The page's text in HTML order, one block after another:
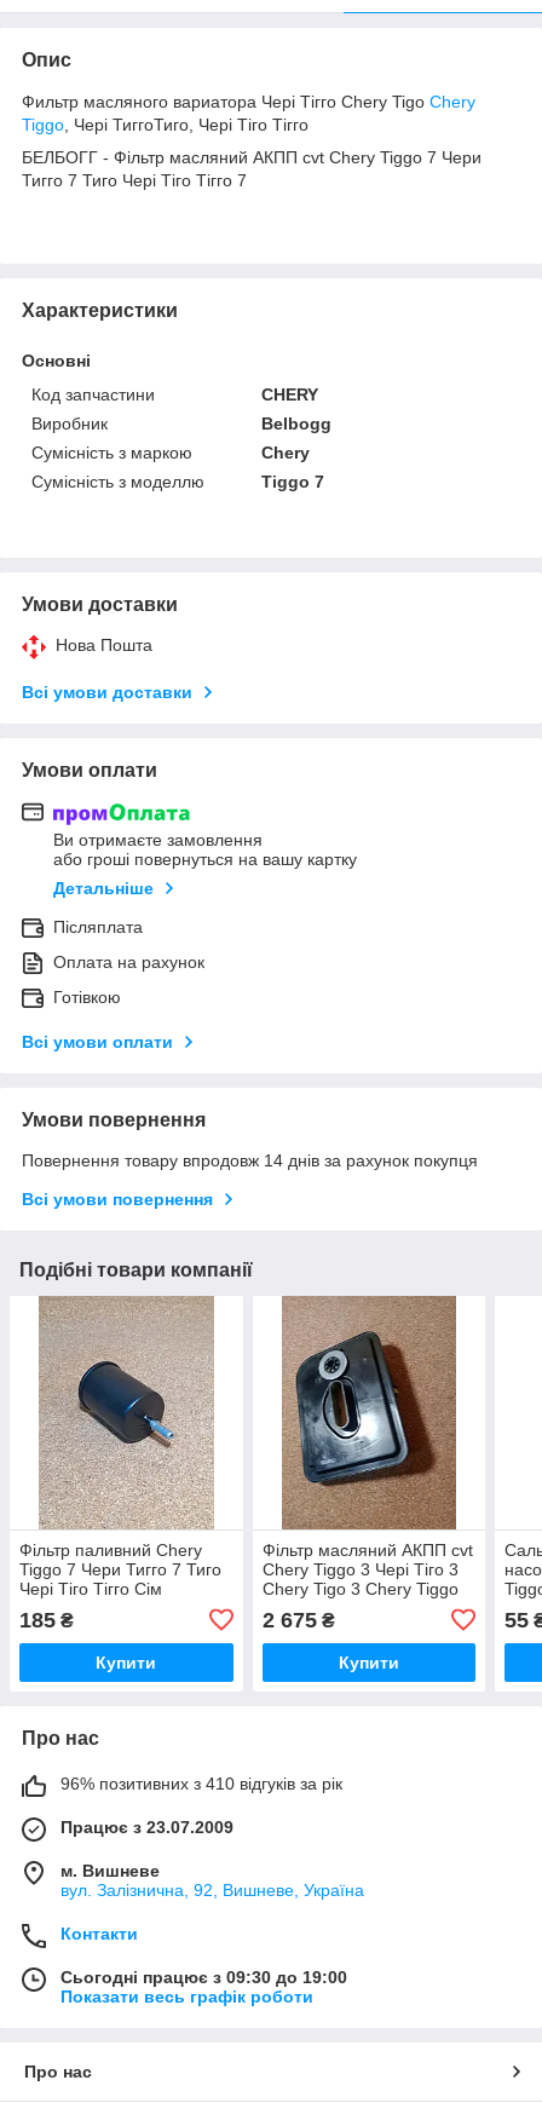
Опис
Фильтр масляного вариатора Чері Тігго Chery Tigo Chery
Tiggo , Чері ТиггоТиго, Чері Тіго Тігго
БЕЛБОГГ - Фільтр масляний АКПП cvt Chery Tiggo 7 Чери
Тигго 7 Тиго Чері Тіго Тігго 7
Характеристики
Основні
Код запчастини
CHERY
Виробник
Belbogg
Сумісність з маркою
Chery
Сумісність з моделлю
Tiggo 7
Умови доставки
Нова Пошта
Всі умови доставки
Умови оплати
Ви отримаєте замовлення
або гроші повернуться на вашу картку
Детальніше
Післяплата
Оплата на рахунок
Готівкою
Всі умови оплати
Умови повернення
Повернення товару впродовж 14 днів за рахунок покупця
Всі умови повернення
Подібні товари компанії
Фільтр паливний Chery
Tiggo 7 Чери Тигго 7 Тиго
Чері Тіго Тігго Сім
185 ₴
Купити
Фільтр масляний АКПП cvt
Chery Tiggo 3 Чері Тіго 3
Chery Tigo 3 Chery Tiggo
3, Чері ТиггоТиго, Чері Тіго
Тігго
2 675₴
Купити
55
Про нас
96% позитивних з 410 відгуків за рік
Працює з 23.07.2009
м. Вишневе
вул. Залізнична, 92, Вишневе, Україна
Контакти
Сьогодні працює з 09:30 до 19:00
Показати весь графік роботи
Про нас